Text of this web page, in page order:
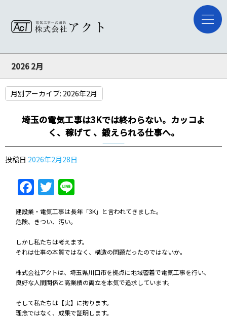
2026 2月
月別アーカイブ: 2026年2月
埼玉の電気工事は3Kでは終わらない。カッコよ
く、稼げて 、鍛えられる仕事へ。
投稿日 2026年2月28日
Facebook
Twitter
建設業・電気工事は長年「3K」と言われてきました。
危険、きつい、汚い。
しかし私たちは考えます。
それは仕事の本質ではなく、構造の問題だったのではないか。
株式会社アクトは、埼玉県川口市を拠点に地域密着で電気工事を行い、
良好な人間関係と高業績の両立を本気で追求しています。
そして私たちは【実】に拘ります。
理念ではなく、成果で証明します。